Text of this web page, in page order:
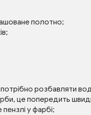
полотно;
розбавляти
це попередить
у фарбі;